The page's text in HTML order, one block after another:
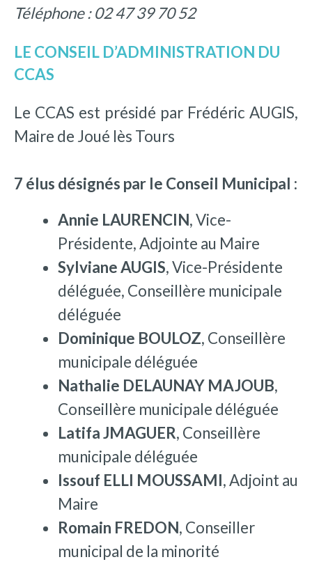
Téléphone : 02 47 39 70 52
LE CONSEIL D’ADMINISTRATION DU
CCAS
Le CCAS est présidé par Frédéric AUGIS,
Maire de Joué lès Tours
7 élus désignés par le Conseil Municipal :
Annie LAURENCIN, Vice-
Présidente, Adjointe au Maire
Sylviane AUGIS, Vice-Présidente
déléguée, Conseillère municipale
déléguée
Dominique BOULOZ, Conseillère
municipale déléguée
Nathalie DELAUNAY MAJOUB,
Conseillère municipale déléguée
Latifa JMAGUER, Conseillère
municipale déléguée
Issouf ELLI MOUSSAMI, Adjoint au
Maire
Romain FREDON, Conseiller
municipal de la minorité